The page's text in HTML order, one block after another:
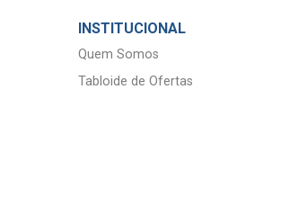
EUROFARMA
INSTITUCIONAL
Quem Somos
Tabloide de Ofertas